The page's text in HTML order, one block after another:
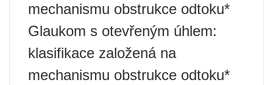
mechanismu obstrukce odtoku*
Glaukom s otevřeným úhlem:
klasifikace založená na
mechanismu obstrukce odtoku*